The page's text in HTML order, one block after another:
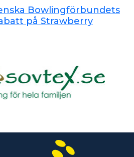
Bowlingförbundets
på Strawberry